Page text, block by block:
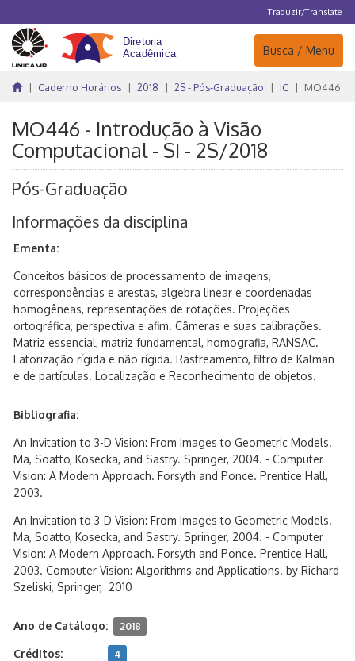
Traduzir/Translate
Navegação
Busca / Menu
Caderno Horários 2018 2S - Pós-Graduação IC MO446
MO446 - Introdução à Visão
Computacional - SI - 2S/2018
Pós-Graduação
Informações da disciplina
Ementa:
Conceitos básicos de processamento de imagens,
correspondências e arestas, algebra linear e coordenadas
homogêneas, representações de rotações. Projeções
ortográfica, perspectiva e afim. Câmeras e suas calibrações.
Matriz essencial, matriz fundamental, homografia, RANSAC.
Fatorização rígida e não rígida. Rastreamento, filtro de Kalman
e de partículas. Localização e Reconhecimento de objetos.
Bibliografia:
An Invitation to 3-D Vision: From Images to Geometric Models.
Ma, Soatto, Kosecka, and Sastry. Springer, 2004. - Computer
Vision: A Modern Approach. Forsyth and Ponce. Prentice Hall,
2003.
An Invitation to 3-D Vision: From Images to Geometric Models.
Ma, Soatto, Kosecka, and Sastry. Springer, 2004. - Computer
Vision: A Modern Approach. Forsyth and Ponce. Prentice Hall,
2003. Computer Vision: Algorithms and Applications. by Richard
Szeliski, Springer, 2010
Ano de Catálogo: 2018
Créditos: 4